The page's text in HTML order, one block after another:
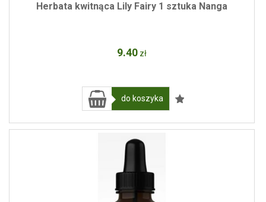
Herbata kwitnąca Lily Fairy 1 sztuka Nanga
9.40 zł
do koszyka